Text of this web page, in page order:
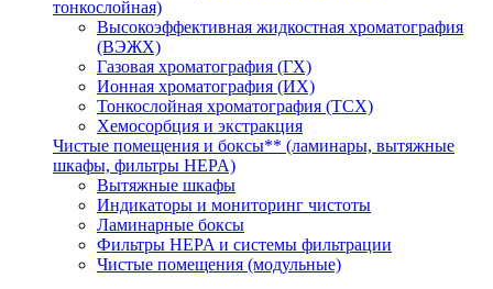
тонкослойная)
Высокоэффективная жидкостная хроматография
(ВЭЖХ)
Газовая хроматография (ГХ)
Ионная хроматография (ИХ)
Тонкослойная хроматография (ТСХ)
Хемосорбция и экстракция
Чистые помещения и боксы** (ламинары, вытяжные
шкафы, фильтры HEPA)
Вытяжные шкафы
Индикаторы и мониторинг чистоты
Ламинарные боксы
Фильтры HEPA и системы фильтрации
Чистые помещения (модульные)